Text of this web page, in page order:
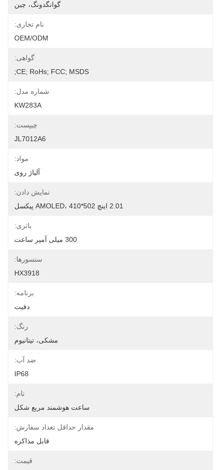
گوانگدونگ، چین
نام تجاری:
OEM/ODM
گواهی:
CE; RoHs; FCC; MSDS;
شماره مدل:
KW283A
چیپست:
JL7012A6
مواد:
آلیاژ روی
نمایش دادن:
2.01 اینچ AMOLED، 410*502 پیکسل
باتری:
300 میلی آمپر ساعت
سنسورها:
HX3918
برنامه:
دفیت
رنگ:
مشکی، تیتانیوم
ضد آب:
IP68
نام:
ساعت هوشمند مربع شکل
مقدار حداقل تعداد سفارش:
قابل مذاکره
قیمت: